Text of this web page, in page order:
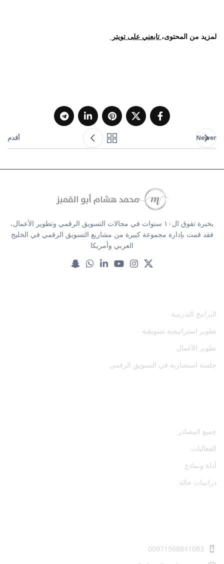
لمزيد من المحتوى، تابعني على تويتر
Newer أقدم
بخبرة تفوق ال١٠ سنوات في مجالات التسويق الرقمي وتطوير الأعمال،
فقد قمت بإدارة مجموعة كبيرة من مشاريع التسويق الرقمي في الخليج
العربي وأمريكا
البرامج التدريبية
تطوير استراتيجية تسويقية
تطوير الأعمال
جلسة استشارية في التسويق الرقمي
جميع المصادر
الفعاليات
أدلة ونماذج
دراسات حالة
00971568841083